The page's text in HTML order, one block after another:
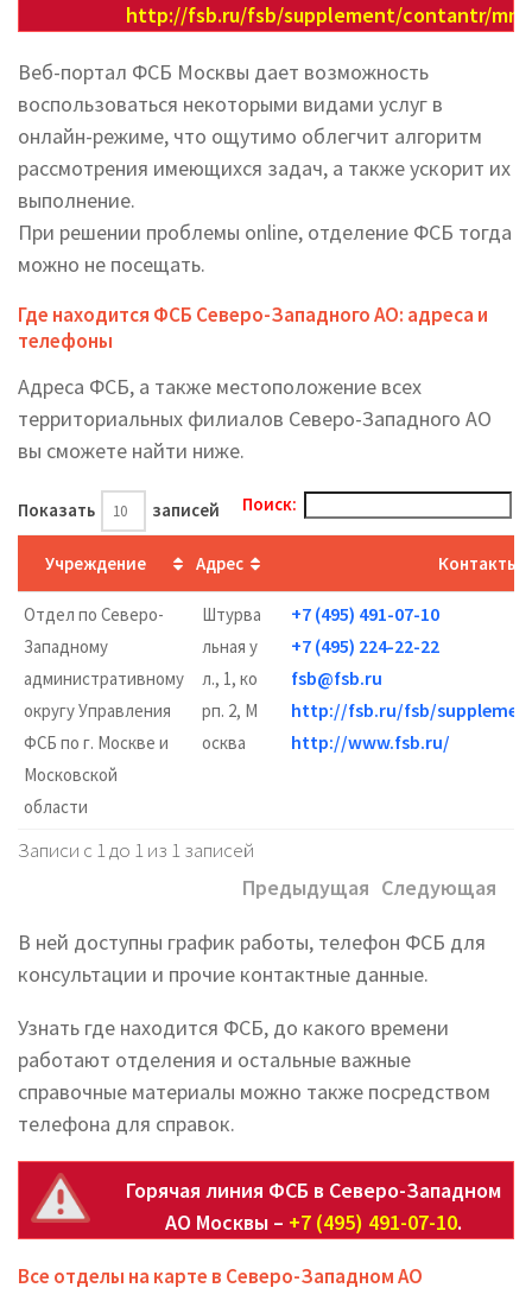
http://fsb.ru/fsb/supplement/contantr/
Веб-портал ФСБ Москвы дает возможность
воспользоваться некоторыми видами услуг в
онлайн-режиме, что ощутимо облегчит алгоритм
рассмотрения имеющихся задач, а также ускорит их
выполнение.
При решении проблемы online, отделение ФСБ тогда
можно не посещать.
Где находится ФСБ Северо-Западного АО: адреса и
телефоны
Адреса ФСБ, а также местоположение всех
территориальных филиалов Северо-Западного АО
вы cможете найти ниже.
Показать записей Поиск:
Учреждение Адрес Контакты
Отдел по Северо-
Западному
административному
округу Управления
ФСБ по г. Москве и
Московской
области
Штурва
льная у
л., 1, ко
рп. 2, М
осква
+7 (495) 491-07-10
+7 (495) 224-22-22
fsb@fsb.ru
http://fsb.ru/fsb/
http://www.fsb.ru/
Записи с 1 до 1 из 1 записей
Предыдущая Следующая
В ней доступны график работы, телефон ФСБ для
консультации и прочие контактные данные.
Узнать где находится ФСБ, до какого времени
работают отделения и остальные важные
справочные материалы можно также посредством
телефона для справок.
Горячая линия ФСБ в Северо-Западном
АО Москвы – +7 (495) 491-07-10.
Все отделы на карте в Северо-Западном АО